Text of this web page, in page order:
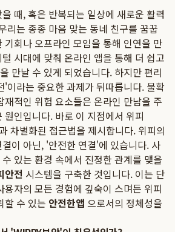
때, 혹은 반복되는 일상에 새로운 활력
리는 종종 마음 맞는 동네 친구를 꿈꿉
기회나 오프라인 모임을 통해 인연을 만
시대에 맞춰 온라인 앱을 통해 더 쉽고
만날 수 있게 되었습니다. 하지만 편리
'이라는 중요한 과제가 뒤따릅니다. 불확
재적인 위험 요소들은 온라인 만남을 주
원인입니다. 바로 이 지점에서 위피
차별화된 접근법을 제시합니다. 위피의
이 아닌, '안전한 연결'에 있습니다. 사
있는 환경 속에서 진정한 관계를 맺을
안전 시스템을 구축한 것입니다. 이는 단
용자의 모든 경험에 깊숙이 스며든 위피
할 수 있는 안전한앱 으로서의 정체성을